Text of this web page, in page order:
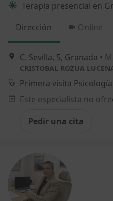
Terapia presencial en
Dirección
Online
C. Sevilla, 5, Granada •
CRISTOBAL ROZUA
Primera visita Psicología
Pedir una cita